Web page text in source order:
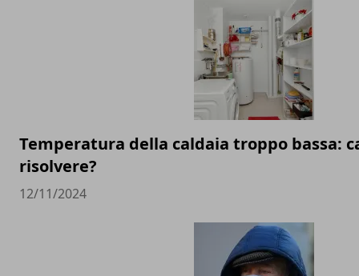
Temperatura della caldaia troppo bassa:
risolvere?
12/11/2024